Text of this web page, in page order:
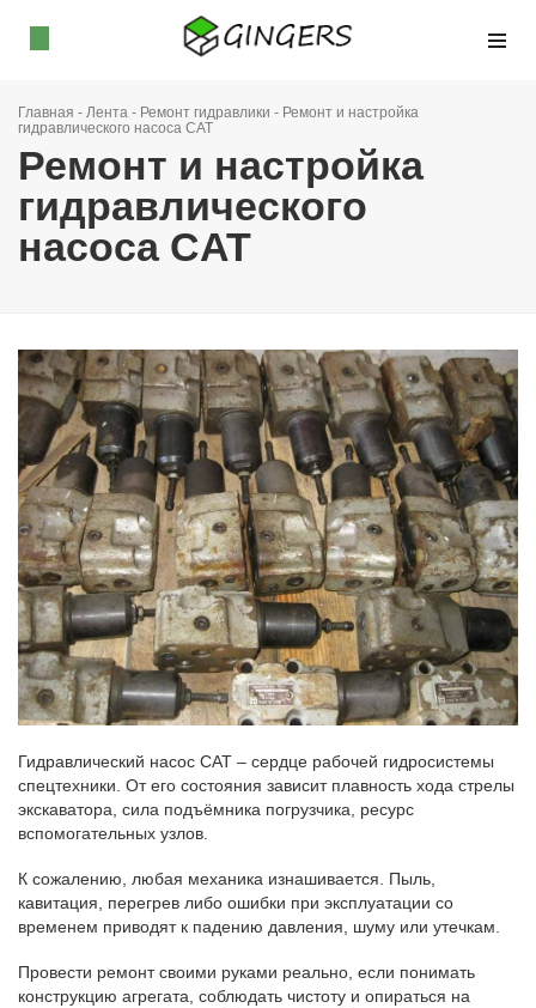
Главная - Лента - Ремонт гидравлики - Ремонт и настройка
гидравлического насоса CAT
Ремонт и настройка
гидравлического
насоса CAT
Гидравлический насос CAT – сердце рабочей гидросистемы
спецтехники. От его состояния зависит плавность хода стрелы
экскаватора, сила подъёмника погрузчика, ресурс
вспомогательных узлов.
К сожалению, любая механика изнашивается. Пыль,
кавитация, перегрев либо ошибки при эксплуатации со
временем приводят к падению давления, шуму или утечкам.
Провести ремонт своими руками реально, если понимать
конструкцию агрегата, соблюдать чистоту и опираться на